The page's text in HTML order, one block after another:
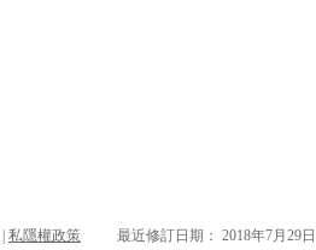
私隱權政策 最近修訂日期： 2018年7月29日